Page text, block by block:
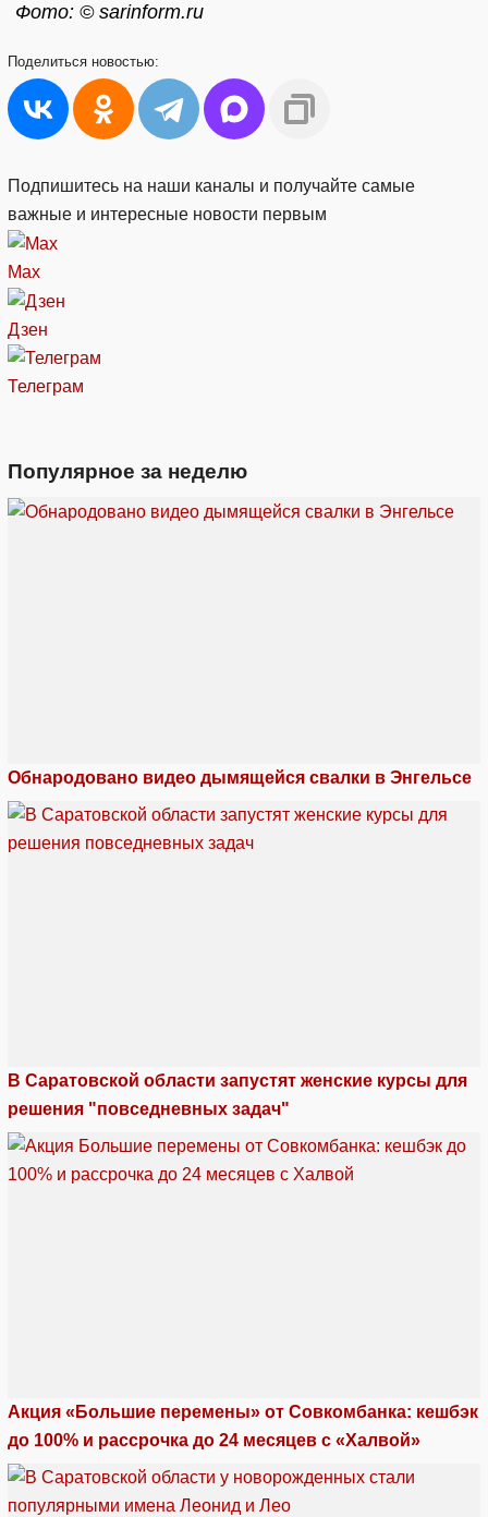
Фото: © sarinform.ru
Поделиться новостью:
Подпишитесь на наши каналы и получайте самые
важные и интересные новости первым
Max
Дзен
Телеграм
Популярное за неделю
Обнародовано видео дымящейся свалки в Энгельсе
В Саратовской области запустят женские курсы для
решения "повседневных задач"
Акция «Большие перемены» от Совкомбанка: кешбэк
до 100% и рассрочка до 24 месяцев с «Халвой»